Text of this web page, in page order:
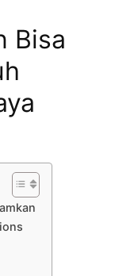
Bisa